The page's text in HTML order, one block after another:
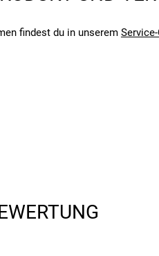
bei Fahrrädern
findest du in unserem